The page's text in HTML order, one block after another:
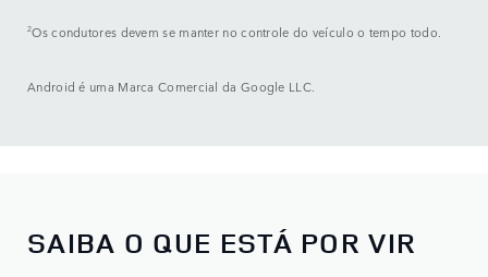
2Os condutores devem se manter no controle do veículo o tempo todo.
Android é uma Marca Comercial da Google LLC.
SAIBA O QUE ESTÁ POR VIR